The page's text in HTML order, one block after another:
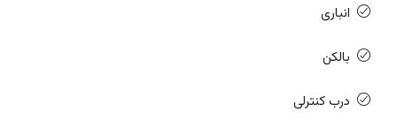
انباری
بالکن
درب کنترلی